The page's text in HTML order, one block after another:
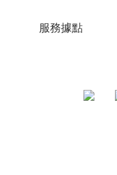
服務據點